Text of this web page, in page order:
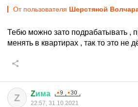
От пользователя Шерстяной
Тебю можно зато подрабатывать ,
менять в квартирах , так то это не
Z Zима
22:57, 31.10.2021